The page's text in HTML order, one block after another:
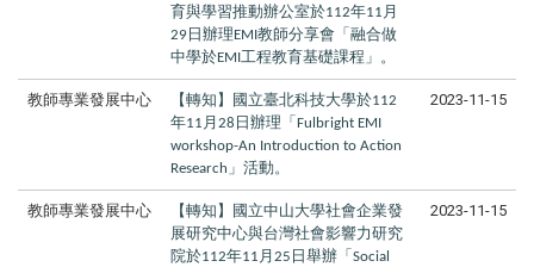
育與學習推動辦公室於112年11 月
29 日辦理EMI教師分享會「融合做
中學於EMI工程教育基礎課程」。
教師專業發展中心 【轉知】國立臺北科技大學於112
年11 月 28 日辦理「 Fulbright EMI
workshop-An Introduction to Action
Research 」活動。
2023-11-15
教師專業發展中心
【轉知】國立中山大學社會企業發
展研究中心與台灣社會影響力研究
院於112年11 月 25 日舉辦「 Social
2023-11-15